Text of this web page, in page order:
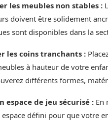
les meubles non stables :
doivent être solidement
sont disponibles dans la
les coins tranchants :
à hauteur de votre
différents formes,
espace de jeu sécurisé : En
défini pour que votre